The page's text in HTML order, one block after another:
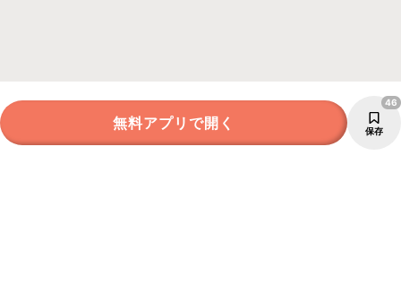
無料アプリで開く 保存
46